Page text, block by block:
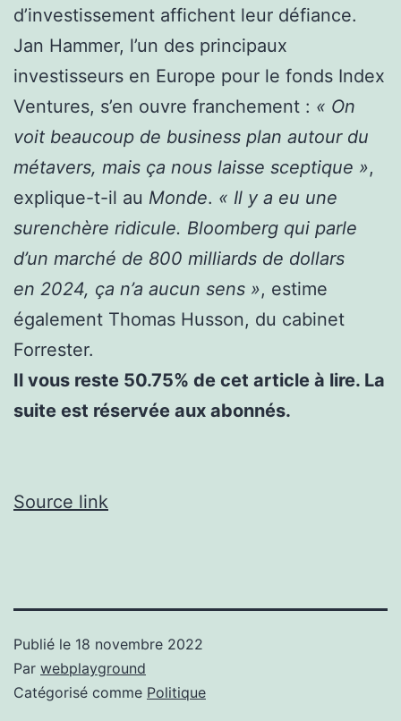
d’investissement affichent leur défiance.
Jan Hammer, l’un des principaux
investisseurs en Europe pour le fonds Index
Ventures, s’en ouvre franchement : « On
voit beaucoup de business plan autour du
métavers, mais ça nous laisse sceptique »,
explique-t-il au Monde. « Il y a eu une
surenchère ridicule. Bloomberg qui parle
d’un marché de 800 milliards de dollars
en 2024, ça n’a aucun sens », estime
également Thomas Husson, du cabinet
Forrester.
Il vous reste 50.75% de cet article à lire. La
suite est réservée aux abonnés.
Source link
Publié le 18 novembre 2022
Par webplayground
Catégorisé comme Politique